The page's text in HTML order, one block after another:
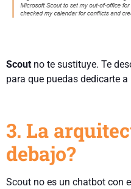
Scout no te sustituye. Te
para que puedas dedicarte
3. La
debajo?
Scout no es un chatbot con